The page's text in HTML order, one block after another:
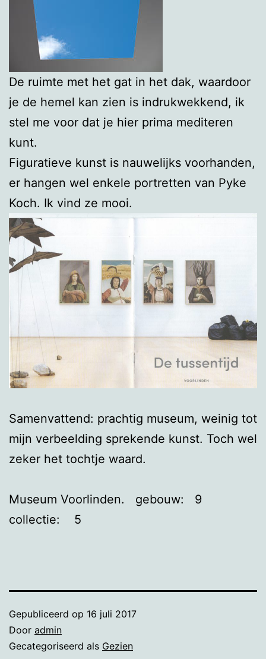
De ruimte met het gat in het dak, waardoor
je de hemel kan zien is indrukwekkend, ik
stel me voor dat je hier prima mediteren
kunt.
Figuratieve kunst is nauwelijks voorhanden,
er hangen wel enkele portretten van Pyke
Koch. Ik vind ze mooi.
Samenvattend: prachtig museum, weinig tot
mijn verbeelding sprekende kunst. Toch wel
zeker het tochtje waard.
Museum Voorlinden. gebouw: 9
collectie: 5
Gepubliceerd op 16 juli 2017
Door admin
Gecategoriseerd als Gezien